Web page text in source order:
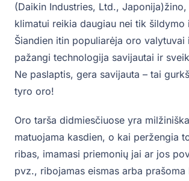
(Daikin Industries, Ltd.,
klimatui reikia daugiau nei tik šildymo
Šiandien itin populiarėja oro valytuvai
pažangi technologija savijautai ir
Ne paslaptis, gera savijauta – tai
tyro oro!
Oro tarša didmiesčiuose yra
matuojama kasdien, o kai peržengia
ribas, imamasi priemonių jai ar jos
pvz., ribojamas eismas arba